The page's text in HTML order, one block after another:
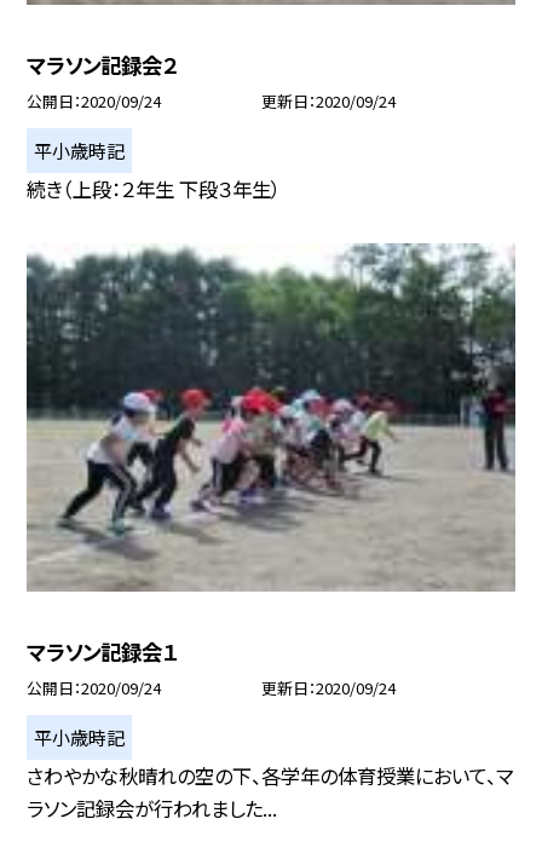
マラソン記録会２
公開日 2020/09/24 更新日 2020/09/24
平小歳時記
続き（上段：２年生 下段３年生）
マラソン記録会１
公開日 2020/09/24 更新日 2020/09/24
平小歳時記
さわやかな秋晴れの空の下、各学年の体育授業において、マ
ラソン記録会が行われました...